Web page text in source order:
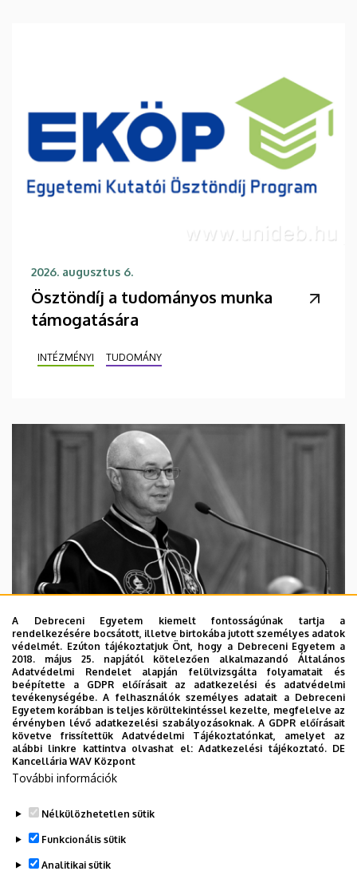
2026. augusztus 6.
Ösztöndíj a tudományos munka
támogatására
INTÉZMÉNYI TUDOMÁNY
2026. augusztus 5.
Díszdoktorát gyászolja a Debreceni
Egyetem
INTÉZMÉNYI TTK TUDOMÁNY
A Debreceni Egyetem kiemelt fontosságúnak tartja a
rendelkezésére bocsátott, illetve birtokába jutott személyes adatok
védelmét. Ezúton tájékoztatjuk Önt, hogy a Debreceni Egyetem a
2018. május 25. napjától kötelezően alkalmazandó Általános
Adatvédelmi Rendelet alapján felülvizsgálta folyamatait és
beépítette a GDPR előírásait az adatkezelési és adatvédelmi
tevékenységébe. A felhasználók személyes adatait a Debreceni
Egyetem korábban is teljes körültekintéssel kezelte, megfelelve az
érvényben lévő adatkezelési szabályozásoknak. A GDPR előírásait
követve frissítettük Adatvédelmi Tájékoztatónkat, amelyet az
alábbi linkre kattintva olvashat el:Adatkezelési tájékoztató. DE
Kancellária WAV Központ
További információk
Nélkülözhetetlen sütik
Funkcionális sütik
Analitikai sütik